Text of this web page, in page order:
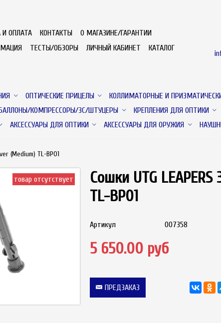
И ОПЛАТА КОНТАКТЫ
О МАГАЗИНЕ/ГАРАНТИИ
ТЕСТЫ/ОБЗОРЫ ЛИЧНЫЙ КАБИНЕТ КАТАЛОГ
ОПТИЧЕСКИЕ ПРИЦЕЛЫ КОЛЛИМАТОРНЫЕ И
КОМПРЕССОРЫ/ЗС/ШТУЦЕРЫ КРЕПЛЕНИЯ ДЛЯ ОПТИКИ
АКСЕССУАРЫ ДЛЯ ОПТИКИ АКСЕССУАРЫ ДЛЯ ОРУЖИЯ
(Medium) TL-BP01
товар отсутствует
Сошки UTG
TL-BP01
Артикул 007358
5 650.00 руб
ПРЕДЗАКАЗ